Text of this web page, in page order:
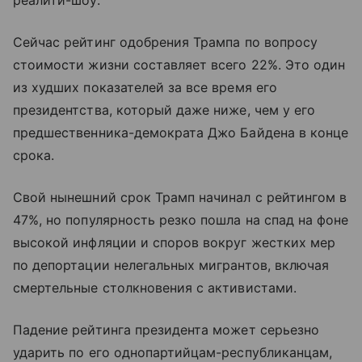
Сейчас рейтинг одобрения Трампа по вопросу
стоимости жизни составляет всего 22%. Это один
из худших показателей за все время его
президентства, который даже ниже, чем у его
предшественника-демократа Джо Байдена в конце
срока.
Свой нынешний срок Трамп начинал с рейтингом в
47%, но популярность резко пошла на спад на фоне
высокой инфляции и споров вокруг жестких мер
по депортации нелегальных мигрантов, включая
смертельные столкновения с активистами.
Падение рейтинга президента может серьезно
ударить по его однопартийцам-республиканцам,